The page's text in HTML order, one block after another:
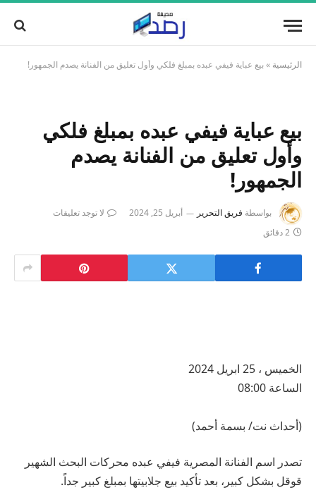
الرئيسية »بيع عباية فيفي عبده بمبلغ فلكي وأول تعليق من الفنانة يصدم الجمهور!
بيع عباية فيفي عبده بمبلغ فلكي
وأول تعليق من الفنانة يصدم
الجمهور!
بواسطة فريق التحرير أبريل 25, 2024
لا توجد تعليقات
2 دقائق
الخميس ، 25 ابريل 2024
الساعة 08:00
(أحداث نت/ بسمة أحمد)
تصدر اسم الفنانة المصرية فيفي عبده محركات البحث الشهير
قوقل بشكل كبير، بعد تأكيد بيع جلابيتها بمبلغ كبير جداً.